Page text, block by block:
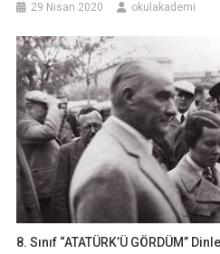
29 Nisan 2020 okulakademi
8. Sınıf “ATATÜRK’Ü GÖRDÜM”